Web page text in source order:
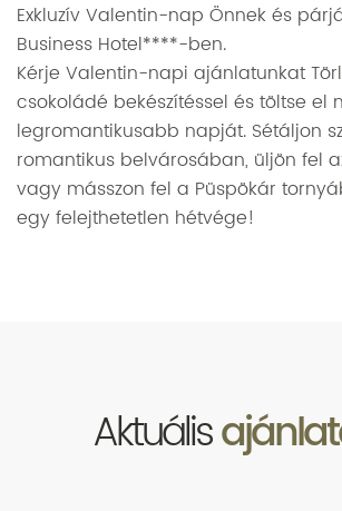
Exkluzív Valentin-nap Önnek és
Business Hotel****-ben.
Kérje Valentin-napi ajánlatunkat
csokoládé bekészítéssel és töltse el
legromantikusabb napját. Sétáljon
romantikus belvárosában, üljön fel
vagy másszon fel a Püspökár
egy felejthetetlen hétvége!
Aktuális